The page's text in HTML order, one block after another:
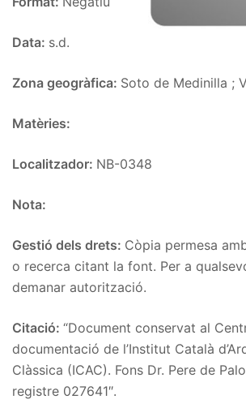
Data: s.d.
Zona geogràfica: Soto de Medinilla ;
Matèries:
Localitzador: NB-0348
Nota:
Gestió dels drets: Còpia permesa
o recerca citant la font. Per a
demanar autorització.
Citació: “Document conservat al
documentació de l’Institut Català
Clàssica (ICAC). Fons Dr. Pere de
registre 027641″.